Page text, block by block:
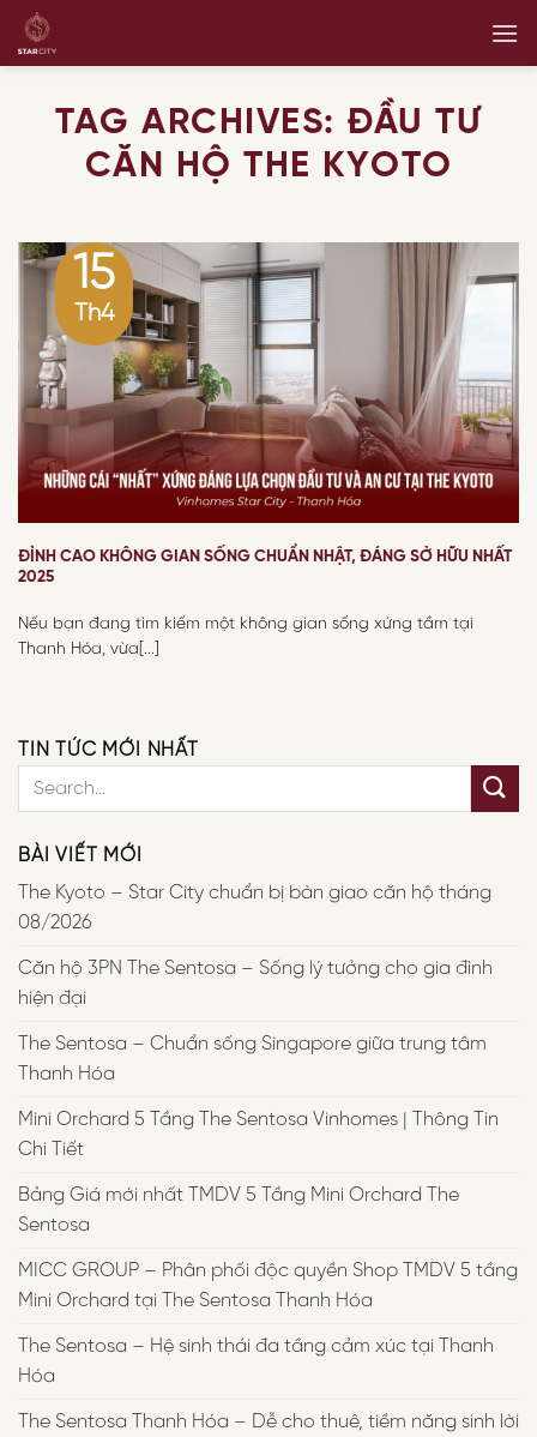
Skip
TAG ARCHIVES: ĐẦU TƯ
CĂN HỘ THE KYOTO
ĐỈNH CAO KHÔNG GIAN SỐNG CHUẨN NHẬT, ĐÁNG SỞ HỮU NHẤT
2025
Nếu bạn đang tìm kiếm một không gian sống xứng tầm tại
Thanh Hóa, vừa[...]
15
Th4
TIN TỨC MỚI NHẤT
BÀI VIẾT MỚI
The Kyoto – Star City chuẩn bị bàn giao căn hộ tháng
08/2026
Căn hộ 3PN The Sentosa – Sống lý tưởng cho gia đình
hiện đại
The Sentosa – Chuẩn sống Singapore giữa trung tâm
Thanh Hóa
Mini Orchard 5 Tầng The Sentosa Vinhomes | Thông Tin
Chi Tiết
Bảng Giá mới nhất TMDV 5 Tầng Mini Orchard The
Sentosa
MICC GROUP – Phân phối độc quyền Shop TMDV 5 tầng
Mini Orchard tại The Sentosa Thanh Hóa
The Sentosa – Hệ sinh thái đa tầng cảm xúc tại Thanh
Hóa
The Sentosa Thanh Hóa – Dễ cho thuê, tiềm năng sinh lời